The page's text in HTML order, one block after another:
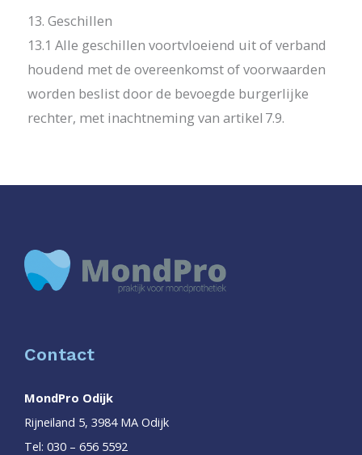
13. Geschillen
13.1 Alle geschillen voortvloeiend uit of verband
houdend met de overeenkomst of voorwaarden
worden beslist door de bevoegde burgerlijke
rechter, met inachtneming van artikel 7.9.
Contact
MondPro Odijk
Rijneiland 5, 3984 MA Odijk
Tel: 030 – 656 5592